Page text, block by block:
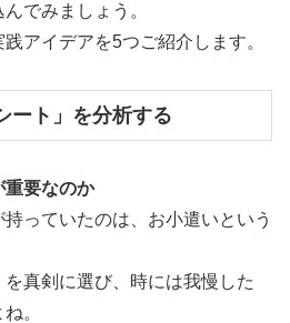
でみましょう。
アイデアを5つご紹介します。
ート」を分析する
重要なのか
っていたのは、お小遣いという
真剣に選び、時には我慢した
。